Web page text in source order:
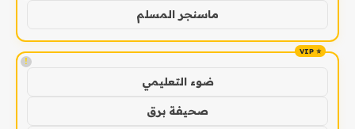
ماسنجر المسلم
!
ضوء التعليمي
صحيفة برق